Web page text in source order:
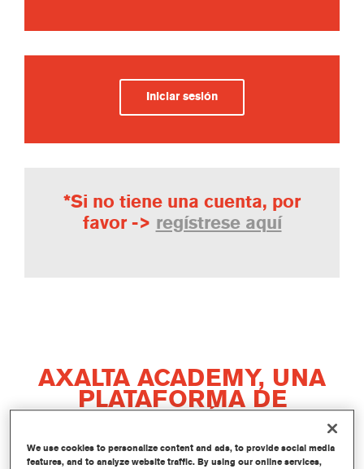
Iniciar sesión
*Si no tiene una cuenta, por
favor -> regístrese aquí
AXALTA ACADEMY, UNA
PLATAFORMA DE
FORMACIÓN DE
VANGUARDIA
We use cookies to personalize content and ads, to provide social media
features, and to analyze website traffic. By using our online services,